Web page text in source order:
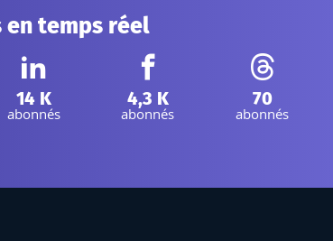
en temps réel
Linkedin :
14 K
abonnés
Facebook :
4,3 K
abonnés
Threads :
70
abonnés